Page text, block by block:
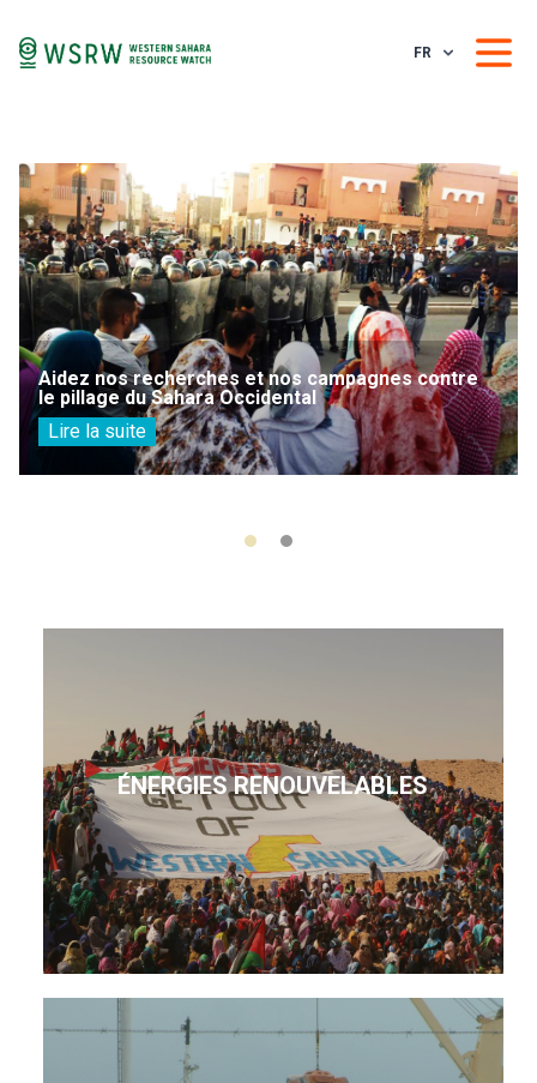
FR
Aidez nos recherches et nos campagnes contre
le pillage du Sahara Occidental
Lire la suite
ÉNERGIES RENOUVELABLES